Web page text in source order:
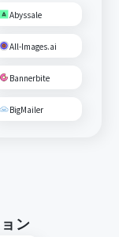
Abyssale
All-Images.ai
Bannerbite
BigMailer
ン